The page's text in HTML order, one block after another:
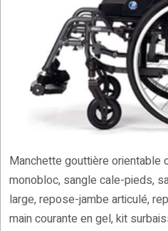
Manchette gouttière
monobloc, sangle cale-pieds,
large, repose-jambe articulé,
main courante en gel, kit